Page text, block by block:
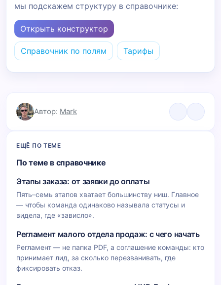
мы подскажем структуру в справочнике:
Открыть конструктор
Справочник по полям Тарифы
Автор: Mark
ЕЩЁ ПО ТЕМЕ
По теме в справочнике
Этапы заказа: от заявки до оплаты
Пять–семь этапов хватает большинству ниш. Главное
— чтобы команда одинаково называла статусы и
видела, где «зависло».
Регламент малого отдела продаж: с чего начать
Регламент — не папка PDF, а соглашение команды: кто
принимает лид, за сколько перезванивать, где
фиксировать отказ.